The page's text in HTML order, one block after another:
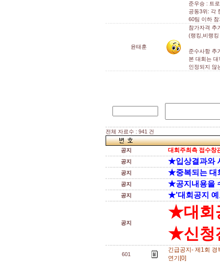
준우승 : 트
공동3위: 각
60팀 이하
윤태훈
참가자격 추
(랭킹,비랭
준수사항 추
본 대회는 대
인정되지 않
전체 자료수 : 941 건
공지 대회주최측 접수창
공지 ★입상결과와
공지 ★중복되는 대
공지 ★공지내용을
공지 ★'대회공지 예
공지
★대회
★신청
601
긴급공지- 제1회 경
연기[0]